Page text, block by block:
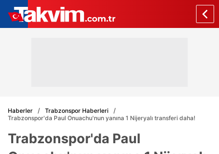
Haberler
Trabzonspor Haberleri
Trabzonspor'da Paul Onuachu'nun yanına 1 Nijeryalı transferi daha!
Trabzonspor'da Paul